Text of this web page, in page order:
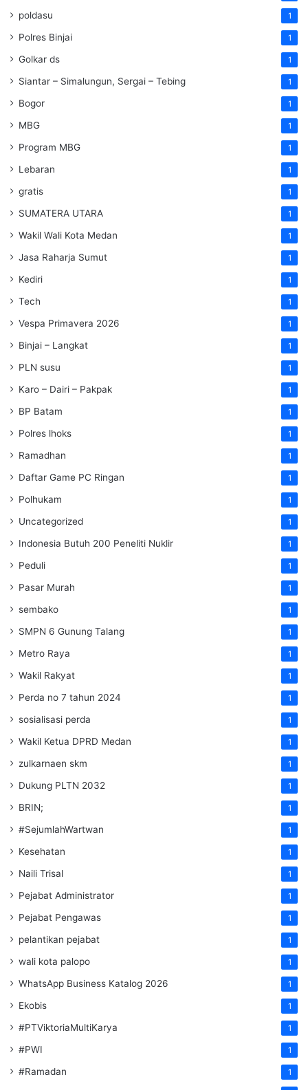
poldasu 1
Polres Binjai 1
Golkar ds 1
Siantar – Simalungun, Sergai – Tebing 1
Bogor 1
MBG 1
Program MBG 1
Lebaran 1
gratis 1
SUMATERA UTARA 1
Wakil Wali Kota Medan 1
Jasa Raharja Sumut 1
Kediri 1
Tech 1
Vespa Primavera 2026 1
Binjai – Langkat 1
PLN susu 1
Karo – Dairi – Pakpak 1
BP Batam 1
Polres lhoks 1
Ramadhan 1
Daftar Game PC Ringan 1
Polhukam 1
Uncategorized 1
Indonesia Butuh 200 Peneliti Nuklir 1
Peduli 1
Pasar Murah 1
sembako 1
SMPN 6 Gunung Talang 1
Metro Raya 1
Wakil Rakyat 1
Perda no 7 tahun 2024 1
sosialisasi perda 1
Wakil Ketua DPRD Medan 1
zulkarnaen skm 1
Dukung PLTN 2032 1
BRIN; 1
#SejumlahWartwan 1
Kesehatan 1
Naili Trisal 1
Pejabat Administrator 1
Pejabat Pengawas 1
pelantikan pejabat 1
wali kota palopo 1
WhatsApp Business Katalog 2026 1
Ekobis 1
#PTViktoriaMultiKarya 1
#PWI 1
#Ramadan 1